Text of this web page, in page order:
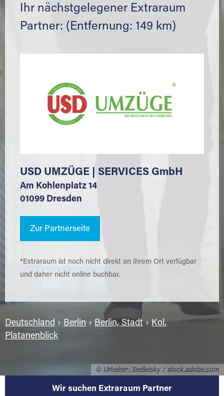
© Urheber: Sedletsky / stock.adobe.com
Ihr nächstgelegener Extraraum
Partner: (Entfernung: 149 km)
USD UMZÜGE | SERVICES GmbH
Am Kohlenplatz 14
01099 Dresden
Zur Partnerseite
*Extraraum ist noch nicht direkt an Ihrem Ort verfügbar
und daher nicht online buchbar.
Deutschland › Berlin › Berlin, Stadt › Kol.
Platanenblick
Wir suchen Extraraum Partner